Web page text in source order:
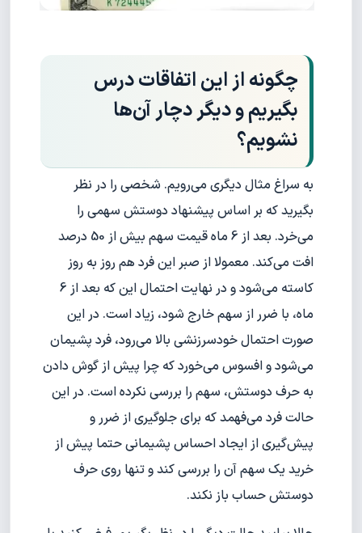
چگونه از این اتفاقات درس
بگیریم و دیگر دچار آن‌ها
نشویم؟
به سراغ مثال دیگری می‌رویم. شخصی را در نظر
بگیرید که بر اساس پیشنهاد دوستش سهمی را
می‌خرد. بعد از 6 ماه قیمت سهم بیش از 50 درصد
افت می‌کند. معمولا از صبر این فرد هم روز به روز
کاسته می‌شود و در نهایت احتمال این که بعد از 6
ماه، با ضرر از سهم خارج شود، زیاد است. در این
صورت احتمال خودسرزنشی بالا می‌رود، فرد پشیمان
می‌شود و افسوس می‌خورد که چرا پیش از گوش دادن
به حرف دوستش، سهم را بررسی نکرده است. در این
حالت فرد می‌فهمد که برای جلوگیری از ضرر و
پیش‌گیری از ایجاد احساس پشیمانی حتما پیش از
خرید یک سهم آن را بررسی کند و تنها روی حرف
دوستش حساب باز نکند.